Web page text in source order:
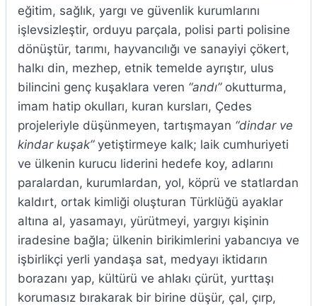
eğitim, sağlık, yargı ve güvenlik kurumlarını
işlevsizleştir, orduyu parçala, polisi parti polisine
dönüştür, tarımı, hayvancılığı ve sanayiyi çökert,
halkı din, mezhep, etnik temelde ayrıştır, ulus
bilincini genç kuşaklara veren “andı”okutturma,
imam hatip okulları, kuran kursları, Çedes
projeleriyle düşünmeyen, tartışmayan “dindar ve
kindar kuşak” yetiştirmeye kalk; laik cumhuriyeti
ve ülkenin kurucu liderini hedefe koy, adlarını
paralardan, kurumlardan, yol, köprü ve statlardan
kaldırt, ortak kimliği oluşturan Türklüğü ayaklar
altına al, yasamayı, yürütmeyi, yargıyı kişinin
iradesine bağla; ülkenin birikimlerini yabancıya ve
işbirlikçi yerli yandaşa sat, medyayı iktidarın
borazanı yap, kültürü ve ahlakı çürüt, yurttaşı
korumasız bırakarak bir birine düşür, çal, çırp,